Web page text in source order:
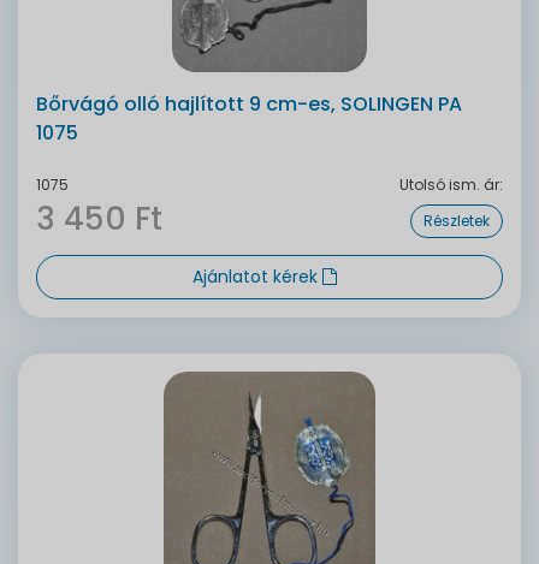
Bőrvágó olló hajlított 9 cm-es, SOLINGEN PA
1075
1075 Utolsó ism. ár:
3 450 Ft Részletek
Ajánlatot kérek